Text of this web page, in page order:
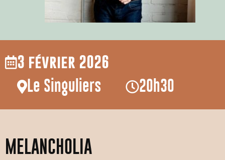
3 février 2026
Le Singuliers 20h30
MELANCHOLIA